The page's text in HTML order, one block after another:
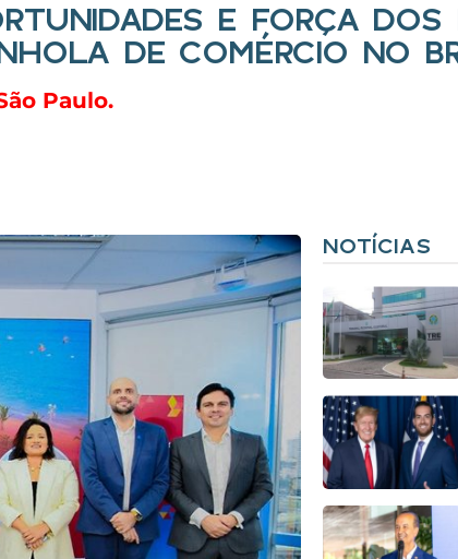
E FORÇA DOS
DE COMÉRCIO NO
Paulo.
NOTÍCIAS